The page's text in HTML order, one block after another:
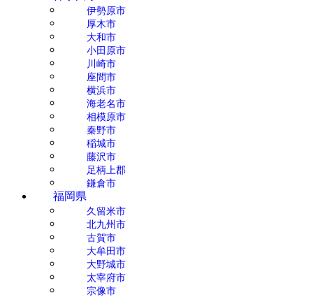
伊勢原市
厚木市
大和市
小田原市
川崎市
座間市
横浜市
海老名市
相模原市
秦野市
稲城市
藤沢市
足柄上郡
鎌倉市
福岡県
久留米市
北九州市
古賀市
大牟田市
大野城市
太宰府市
宗像市